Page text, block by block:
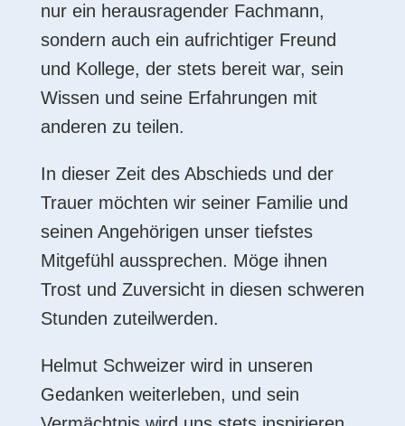
nur ein herausragender Fachmann,
sondern auch ein aufrichtiger Freund
und Kollege, der stets bereit war, sein
Wissen und seine Erfahrungen mit
anderen zu teilen.
In dieser Zeit des Abschieds und der
Trauer möchten wir seiner Familie und
seinen Angehörigen unser tiefstes
Mitgefühl aussprechen. Möge ihnen
Trost und Zuversicht in diesen schweren
Stunden zuteilwerden.
Helmut Schweizer wird in unseren
Gedanken weiterleben, und sein